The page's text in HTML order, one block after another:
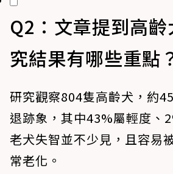
Q2：文章提到高
究結果有哪些重點
研究觀察804隻高齡犬，約
退跡象，其中43%屬輕度、
老犬失智並不少見，且容易
常老化。